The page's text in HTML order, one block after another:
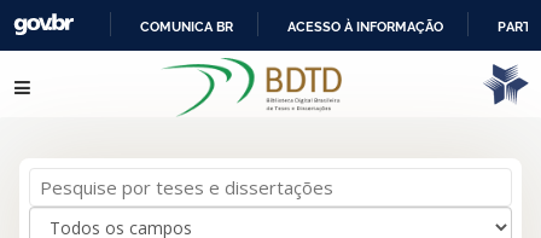
IR
PARA
COMUNICA BR ACESSO À INFORMAÇÃO
Pular para o conteúdo